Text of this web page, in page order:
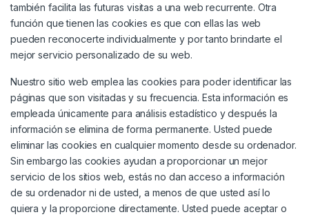
también facilita las futuras visitas a una webrecurrente. Otra
función que tienen las cookies es que con ellas las web
pueden reconocerte individualmente y por tanto brindarte el
mejor servicio personalizado de su web.
Nuestro sitio web emplea las cookies para poder identificar las
páginas que son visitadas y su frecuencia. Esta información es
empleada únicamente para análisis estadístico y después la
información se elimina de forma permanente. Usted puede
eliminar las cookies en cualquier momento desde su ordenador.
Sin embargo las cookies ayudan a proporcionar un mejor
servicio de los sitios web, estás no dan acceso a información
de su ordenador ni de usted, a menos de que usted así lo
quiera y la proporcione directamente. Usted puede aceptar o